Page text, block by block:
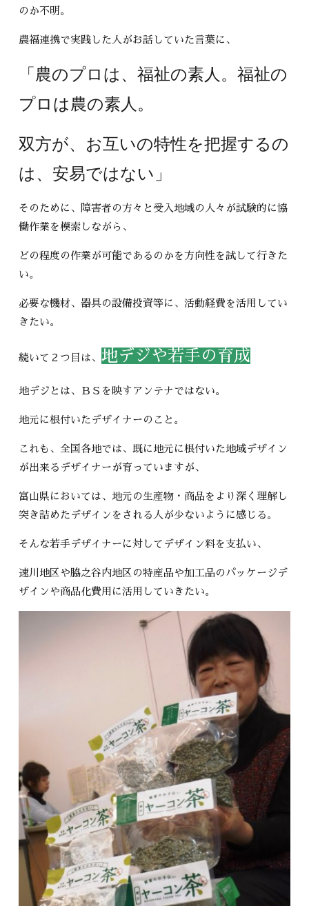
のか不明。
農福連携で実践した人がお話していた言葉に、
「農のプロは、福祉の素人。福祉の
プロは農の素人。
双方が、お互いの特性を把握するの
は、安易ではない」
そのために、障害者の方々と受入地域の人々が試験的に協
働作業を模索しながら、
どの程度の作業が可能であるのかを方向性を試して行きた
い。
必要な機材、器具の設備投資等に、活動経費を活用してい
きたい。
続いて２つ目は、地デジや若手の育成
地デジとは、ＢＳを映すアンテナではない。
地元に根付いたデザイナーのこと。
これも、全国各地では、既に地元に根付いた地域デザイン
が出来るデザイナーが育っていますが、
富山県においては、地元の生産物・商品をより深く理解し
突き詰めたデザインをされる人が少ないように感じる。
そんな若手デザイナーに対してデザイン料を支払い、
速川地区や脇之谷内地区の特産品や加工品のパッケージデ
ザインや商品化費用に活用していきたい。